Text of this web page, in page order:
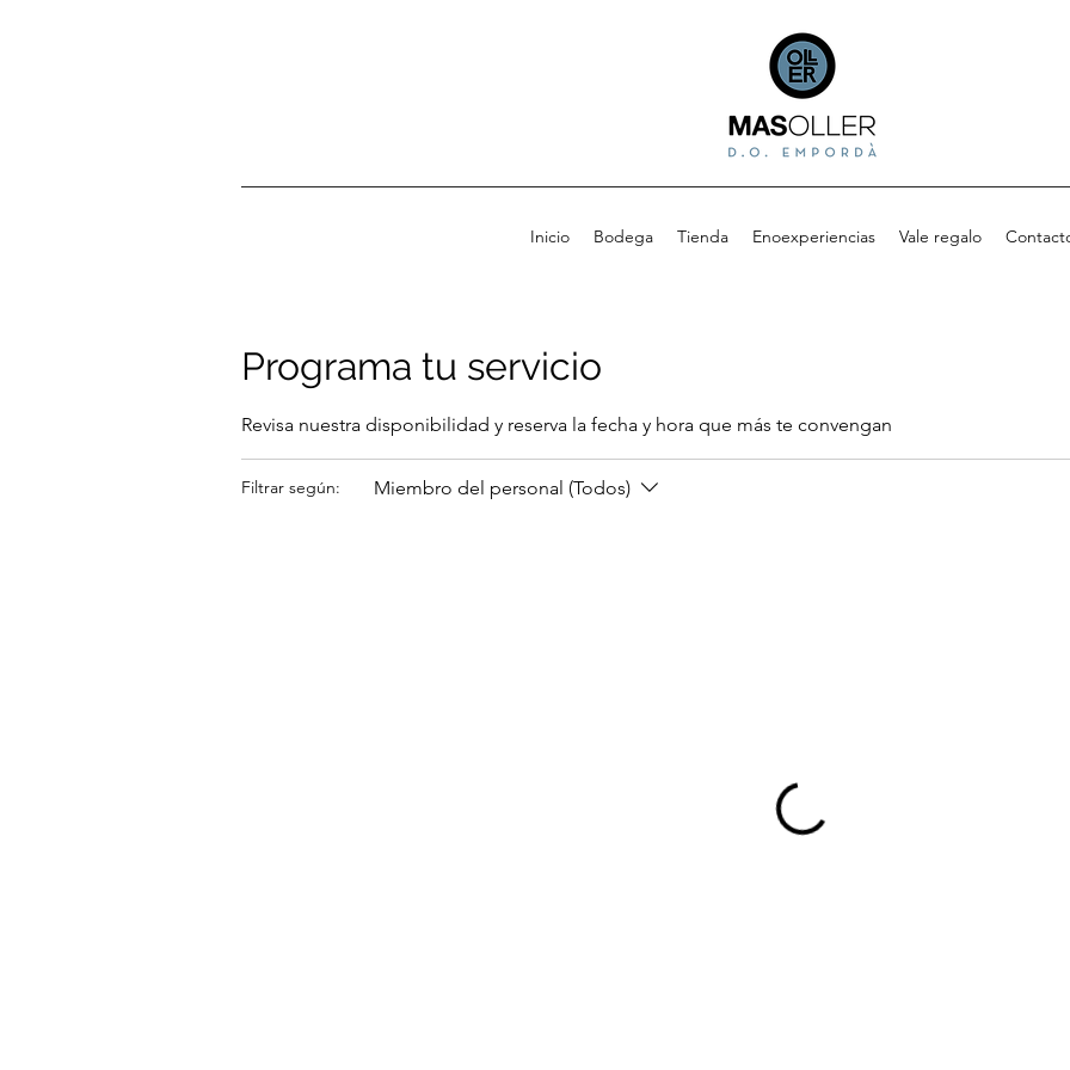
Inicio Bodega Tienda Enoexperiencias Vale regalo
Programa tu servicio
Revisa nuestra disponibilidad y reserva la fecha y hora que más te convengan
Filtrar según: Miembro del personal (Todos)